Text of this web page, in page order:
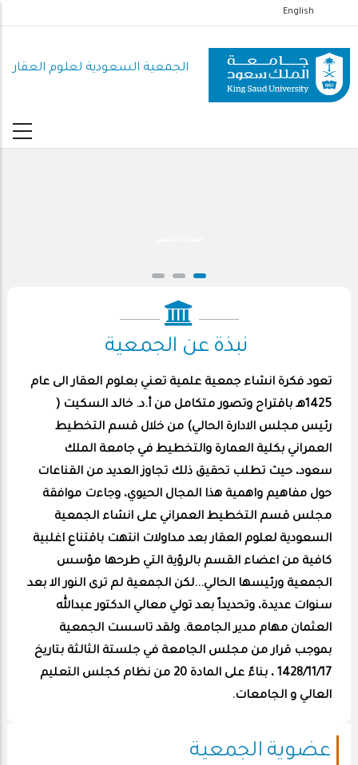
إلى
المحتوى
الرئيسي
English
الجمعية السعودية لعلوم العقار
نبذة عن الجمعية
تعود فكرة انشاء جمعية علمية تعني بعلوم العقار الى عام
1425هـ باقتراح وتصور متكامل من أ.د. خالد السكيت (
رئيس مجلس الادارة الحالي) من خلال قسم التخطيط
العمراني بكلية العمارة والتخطيط في جامعة الملك
سعود، حيث تطلب تحقيق ذلك تجاوز العديد من القناعات
حول مفاهيم واهمية هذا المجال الحيوي، وجاءت موافقة
مجلس قسم التخطيط العمراني على انشاء الجمعية
السعودية لعلوم العقار بعد مداولات انتهت باقتناع اغلبية
كافية من اعضاء القسم بالرؤية التي طرحها مؤسس
الجمعية ورئيسها الحالي...لكن الجمعية لم ترى النور الا بعد
سنوات عديدة، وتحديداً بعد تولي معالي الدكتور عبدالله
العثمان مهام مدير الجامعة. ولقد تاسست الجمعية
بموجب قرار من مجلس الجامعة في جلستة الثالثة بتاريخ
1428/11/17 ، بناءً على المادة 20 من نظام كجلس التعليم
العالي و الجامعات.
عضوية الجمعية